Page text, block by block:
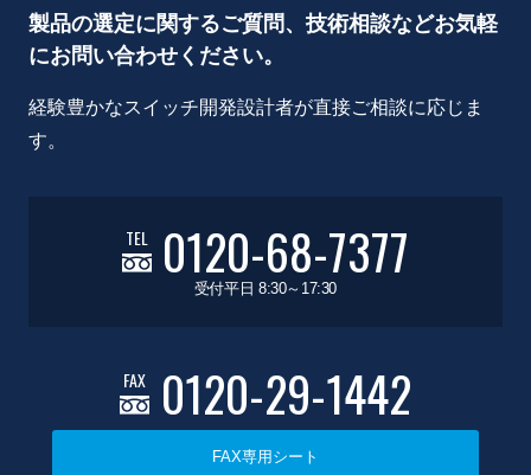
製品の選定に関するご質問、技術相談などお気軽
にお問い合わせください。
経験豊かなスイッチ開発設計者が直接ご相談に応じま
す。
TEL 0120-68-7377
受付平日 8:30～17:30
FAX 0120-29-1442
FAX専用シート